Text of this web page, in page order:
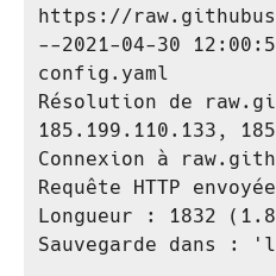
https://
--2021-04-30
config.yaml
Résolution de
185.199.110.133,
Connexion à
Requête HTTP
Longueur : 1832
Sauvegarde dans